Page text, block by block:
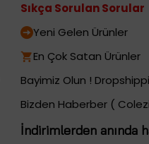
Sıkça Sorulan Sorular
Yeni Gelen Ürünler
En Çok Satan Ürünler
Bayimiz Olun !
Bizden Haberber (
İndirimlerden anında